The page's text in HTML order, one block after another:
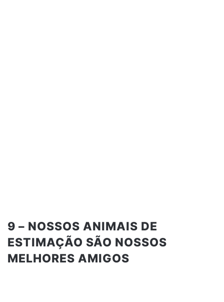
9 – NOSSOS ANIMAIS DE
ESTIMAÇÃO SÃO NOSSOS
MELHORES AMIGOS